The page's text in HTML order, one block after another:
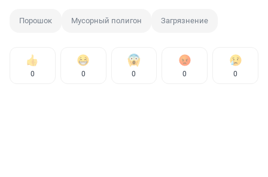
Порошок Мусорный полигон Загрязнение
0 0 0 0 0